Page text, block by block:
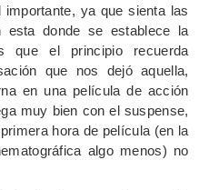
ya que sienta las
donde se establece la
que el principio recuerda
que nos dejó aquella,
en una película de acción
muy bien con el suspense,
hora de película (en la
algo menos) no